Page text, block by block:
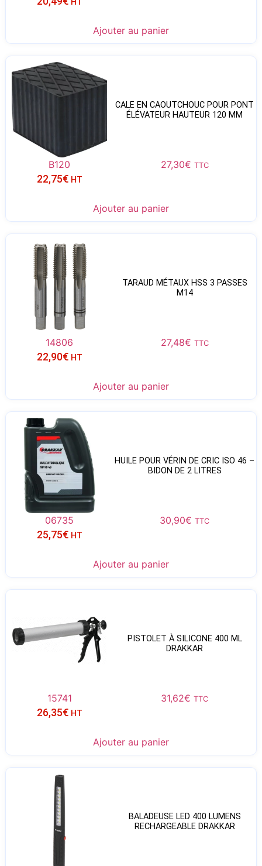
HT
Ajouter au panier
CALE EN CAOUTCHOUC POUR PONT
ÉLÉVATEUR HAUTEUR 120 MM
B120 27,30€ TTC
22,75€ HT
Ajouter au panier
TARAUD MÉTAUX HSS 3 PASSES
M14
14806 27,48€ TTC
22,90€ HT
Ajouter au panier
HUILE POUR VÉRIN DE CRIC ISO 46 –
BIDON DE 2 LITRES
06735 30,90€ TTC
25,75€ HT
Ajouter au panier
PISTOLET À SILICONE 400 ML
DRAKKAR
15741 31,62€ TTC
26,35€ HT
Ajouter au panier
BALADEUSE LED 400 LUMENS
RECHARGEABLE DRAKKAR